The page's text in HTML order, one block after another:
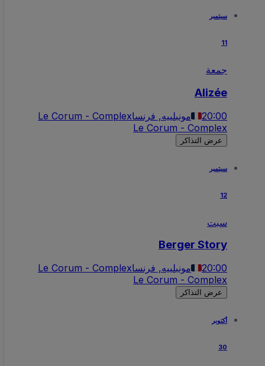
سبتمبر
جمعة
Alizée
20:00 مونبلييه, فرنساLe Corum - Complex
Le Corum - Complex
عرض التذاكر
سبتمبر
سبت
Berger Story
20:00 مونبلييه, فرنساLe Corum - Complex
Le Corum - Complex
عرض التذاكر
أكتوبر
30